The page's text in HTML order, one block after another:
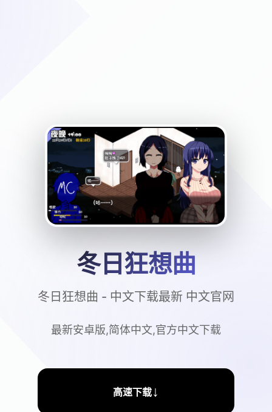
冬日狂想曲
冬日狂想曲 - 中文下载最新 中文官网
最新安卓版,简体中文,官方中文下载
高速下载↓